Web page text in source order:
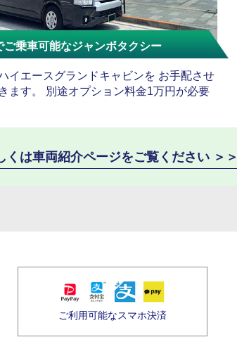
ご乗車可能なジャンボタクシー
イエースグランドキャビンを お手配させ
ます。 別途オプション料金1万円が必要
くは車両紹介ページをご覧ください ＞＞
ご利用可能なスマホ決済